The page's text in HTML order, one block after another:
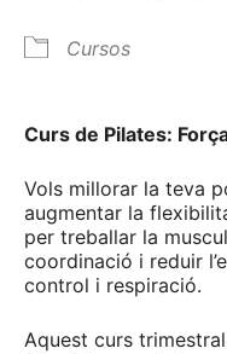
Cursos
Curs de Pilates:
Vols millorar la teva
augmentar la
per treballar la
coordinació i reduir
control i respiració.
Aquest curs